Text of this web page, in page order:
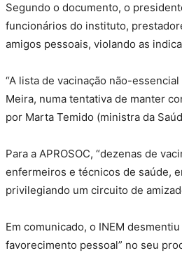
Segundo o documento, o
funcionários do instituto,
amigos pessoais, violando as
“A lista de vacinação não-
Meira, numa tentativa de manter
por Marta Temido (ministra da
Para a APROSOC, “dezenas de
enfermeiros e técnicos de saúde,
privilegiando um circuito de
Em comunicado, o INEM
favorecimento pessoal” no seu